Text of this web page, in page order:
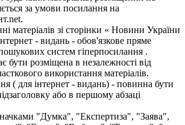
за умови посилання на
матеріалів зі сторінки « Новини України
- видань - обов'язкове пряме
систем гіперпосилання .
бути розміщена в незалежності від
використання матеріалів.
( для інтернет - видань) - повинна бути
або в першому абзаці
"Думка", "Експертиза", "Заява",